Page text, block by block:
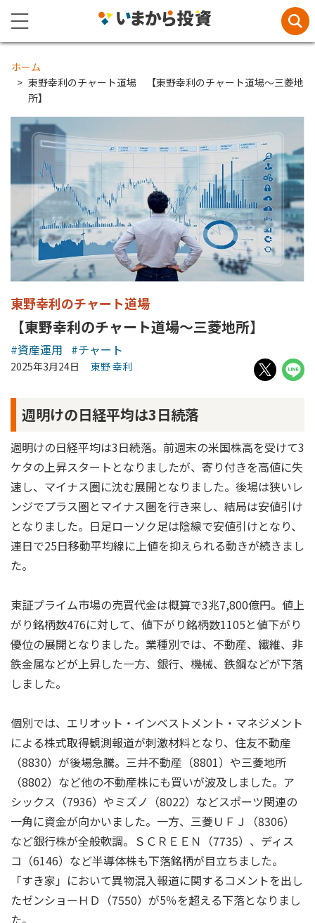
ホーム
東野幸利のチャート道場 【東野幸利のチャート道場～三菱地
所】
東野幸利のチャート道場
【東野幸利のチャート道場～三菱地所】
#資産運用 #チャート
2025年3月24日 東野 幸利
週明けの日経平均は3日続落
週明けの日経平均は3日続落。前週末の米国株高を受けて3
ケタの上昇スタートとなりましたが、寄り付きを高値に失
速し、マイナス圏に沈む展開となりました。後場は狭いレ
ンジでプラス圏とマイナス圏を行き来し、結局は安値引け
となりました。日足ローソク足は陰線で安値引けとなり、
連日で25日移動平均線に上値を抑えられる動きが続きまし
た。
東証プライム市場の売買代金は概算で3兆7,800億円。値上
がり銘柄数476に対して、値下がり銘柄数1105と値下がり
優位の展開となりました。業種別では、不動産、繊維、非
鉄金属などが上昇した一方、銀行、機械、鉄鋼などが下落
しました。
個別では、エリオット・インベストメント・マネジメント
による株式取得観測報道が刺激材料となり、住友不動産
（8830）が後場急騰。三井不動産（8801）や三菱地所
（8802）など他の不動産株にも買いが波及しました。ア
シックス（7936）やミズノ（8022）などスポーツ関連の
一角に資金が向かいました。一方、三菱ＵＦＪ（8306）
など銀行株が全般軟調。ＳＣＲＥＥＮ（7735）、ディス
コ（6146）など半導体株も下落銘柄が目立ちました。
「すき家」において異物混入報道に関するコメントを出し
たゼンショーＨＤ（7550）が5％を超える下落となりまし
た。